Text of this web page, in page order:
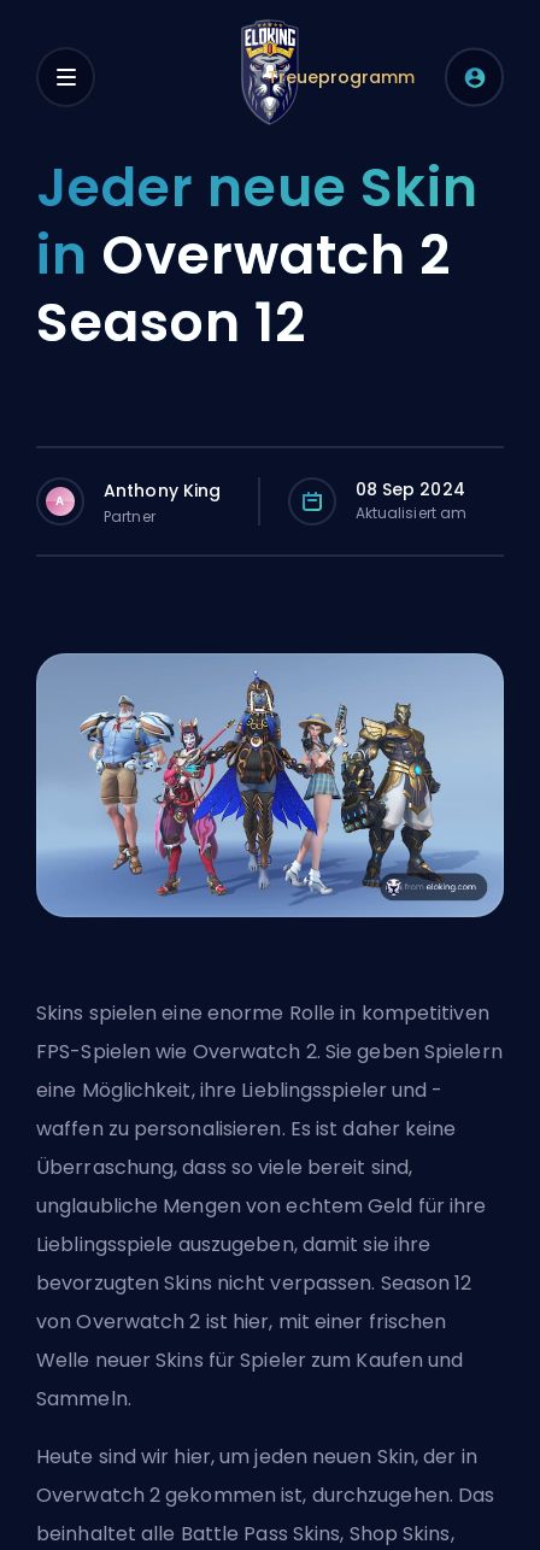
Treueprogramm
Jeder neue Skin
in Overwatch 2
Season 12
A Anthony King
Partner
08 Sep 2024
Aktualisiert am
Skins spielen eine enorme Rolle in kompetitiven
FPS-Spielen wie Overwatch 2. Sie geben Spielern
eine Möglichkeit, ihre Lieblingsspieler und -
waffen zu personalisieren. Es ist daher keine
Überraschung, dass so viele bereit sind,
unglaubliche Mengen von echtem Geld für ihre
Lieblingsspiele auszugeben, damit sie ihre
bevorzugtenSkins nicht verpassen. Season 12
von Overwatch 2 ist hier, mit einer frischen
Welle neuer Skins für Spieler zum Kaufen und
Sammeln.
Heute sind wir hier, um jeden neuen Skin, der in
Overwatch 2 gekommen ist, durchzugehen. Das
beinhaltet alle Battle Pass Skins, Shop Skins,